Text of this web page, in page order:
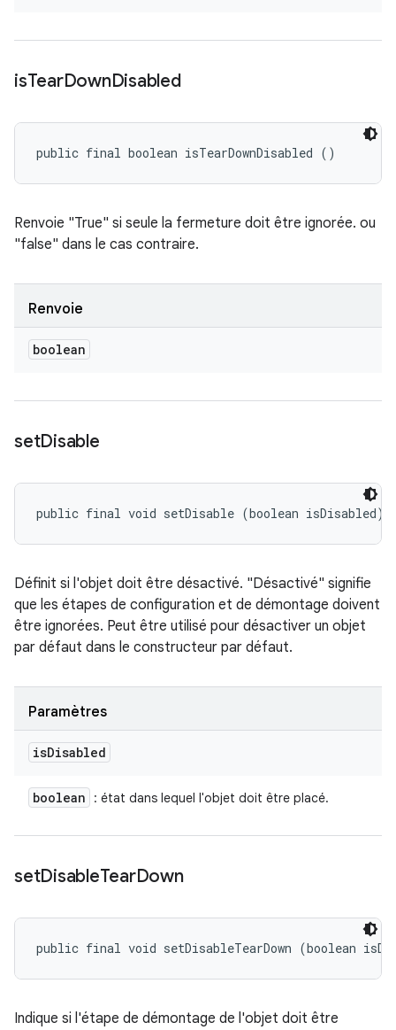
isTearDownDisabled
public final boolean isTearDownDisabled ()
Renvoie "True" si seule la fermeture doit être ignorée. ou
"false" dans le cas contraire.
Renvoie
boolean
setDisable
public final void setDisable (boolean isDisabled)
Définit si l'objet doit être désactivé. "Désactivé" signifie
que les étapes de configuration et de démontage doivent
être ignorées. Peut être utilisé pour désactiver un objet
par défaut dans le constructeur par défaut.
Paramètres
isDisabled
boolean : état dans lequel l'objet doit être placé.
setDisableTearDown
public final void setDisableTearDown (boolean
Indique si l'étape de démontage de l'objet doit être